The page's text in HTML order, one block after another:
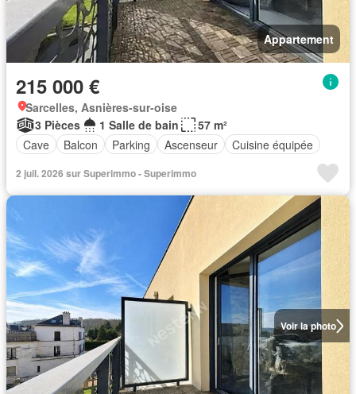
Appartement
215 000 €
Sarcelles, Asnières-sur-oise
3 Pièces
1 Salle de bain
57 m²
Cave
Balcon Parking Ascenseur Cuisine équipée
2 juil. 2026 sur Superimmo - Superimmo
Voir la photo